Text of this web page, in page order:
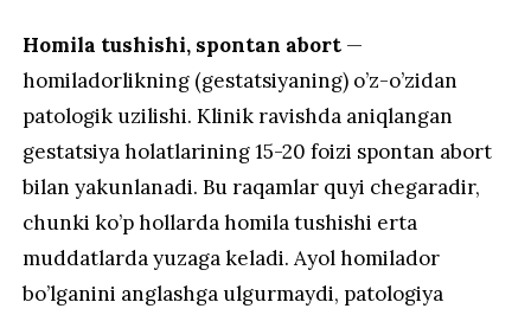
Homila tushishi, spontan abort —
homiladorlikning (gestatsiyaning) o’z-o’zidan
patologik uzilishi. Klinik ravishda aniqlangan
gestatsiya holatlarining 15-20 foizi spontan abort
bilan yakunlanadi. Bu raqamlar quyi chegaradir,
chunki ko’p hollarda homila tushishi erta
muddatlarda yuzaga keladi. Ayol homilador
bo’lganini anglashga ulgurmaydi, patologiya